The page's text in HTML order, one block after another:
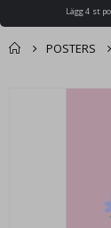
Lägg 4 st
POSTERS
Andre